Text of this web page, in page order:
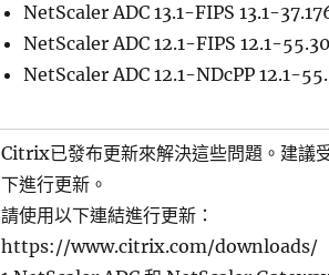
NetScaler ADC 13.1-FIPS 13.1-
NetScaler ADC 12.1-FIPS 12.1-
NetScaler ADC 12.1-NDcPP 12.1-
Citrix已發布更新來解決這些問題。建議
下進行更新。
請使用以下連結進行更新：
https://www.citrix.com/downloads/